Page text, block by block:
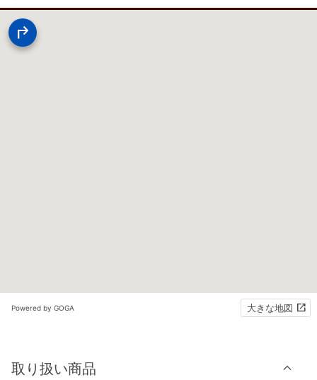
Powered by GOGA 大きな地図
取り扱い商品